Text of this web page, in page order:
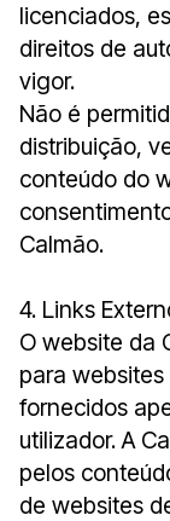
licenciados,
direitos de
vigor.
Não é
distribuição,
conteúdo do
Calmão.
4. Links
O website da
para websites
fornecidos
utilizador. A
pelos
de websites